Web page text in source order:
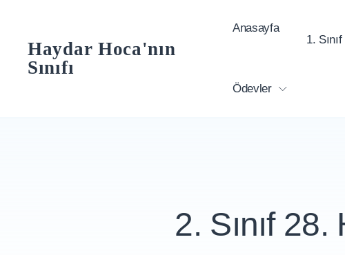
contentHaydar Hoca'nın
Sınıfı
Anasayfa
1. Sınıf
Ödevler
2. Sınıf